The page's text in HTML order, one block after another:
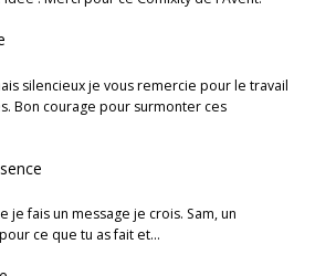
silencieux je vous remercie pour le travail
Bon courage pour surmonter ces
je fais un message je crois. Sam, un
ce que tu as fait et…